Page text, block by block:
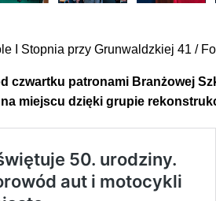
I Stopnia przy Grunwaldzkiej 41 /
czwartku patronami Branżowej
miejscu dzięki grupie